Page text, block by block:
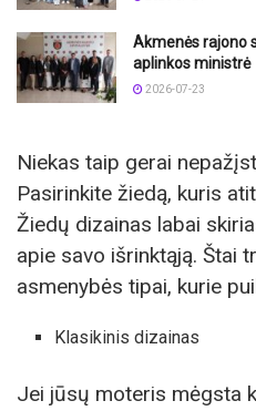
Akmenės rajono
aplinkos ministrė
2026-07-23
Niekas taip gerai
Pasirinkite žiedą, kuris
Žiedų dizainas labai
apie savo išrinktąją. Štai
asmenybės tipai, kurie
Klasikinis dizainas
Jei jūsų moteris mėgsta